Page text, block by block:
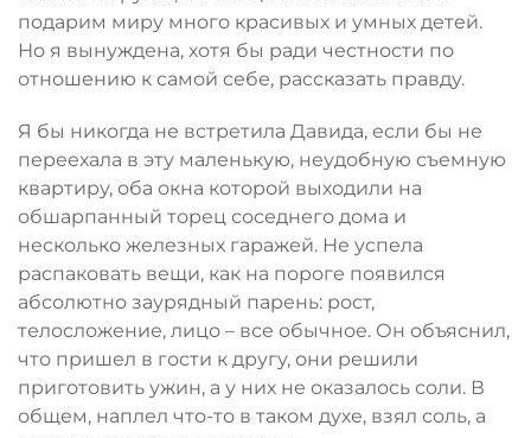
подарим миру много красивых и умных детей.
Но я вынуждена, хотя бы ради честности по
отношению к самой себе, рассказать правду.
Я бы никогда не встретила Давида, если бы не
переехала в эту маленькую, неудобную съемную
квартиру, оба окна которой выходили на
обшарпанный торец соседнего дома и
несколько железных гаражей. Не успела
распаковать вещи, как на пороге появился
абсолютно заурядный парень: рост,
телосложение, лицо – все обычное. Он объяснил,
что пришел в гости к другу, они решили
приготовить ужин, а у них не оказалось соли. В
общем, наплел что-то в таком духе, взял соль, а